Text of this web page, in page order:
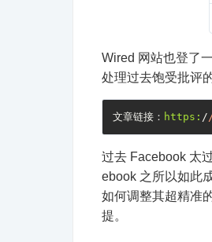
Wired 网站也登了
处理过去饱受批评
文章链接： https: /
过去 Facebook 太
ebook 之所以如此
如何调整其超精准
提。